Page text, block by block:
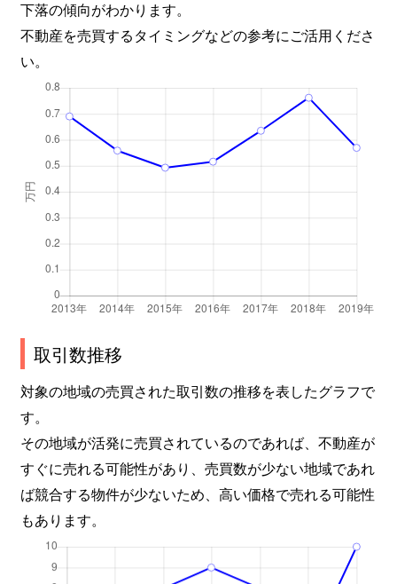
下落の傾向がわかります。
不動産を売買するタイミングなどの参考にご活用くださ
い。
取引数推移
対象の地域の売買された取引数の推移を表したグラフで
す。
その地域が活発に売買されているのであれば、不動産が
すぐに売れる可能性があり、売買数が少ない地域であれ
ば競合する物件が少ないため、高い価格で売れる可能性
もあります。